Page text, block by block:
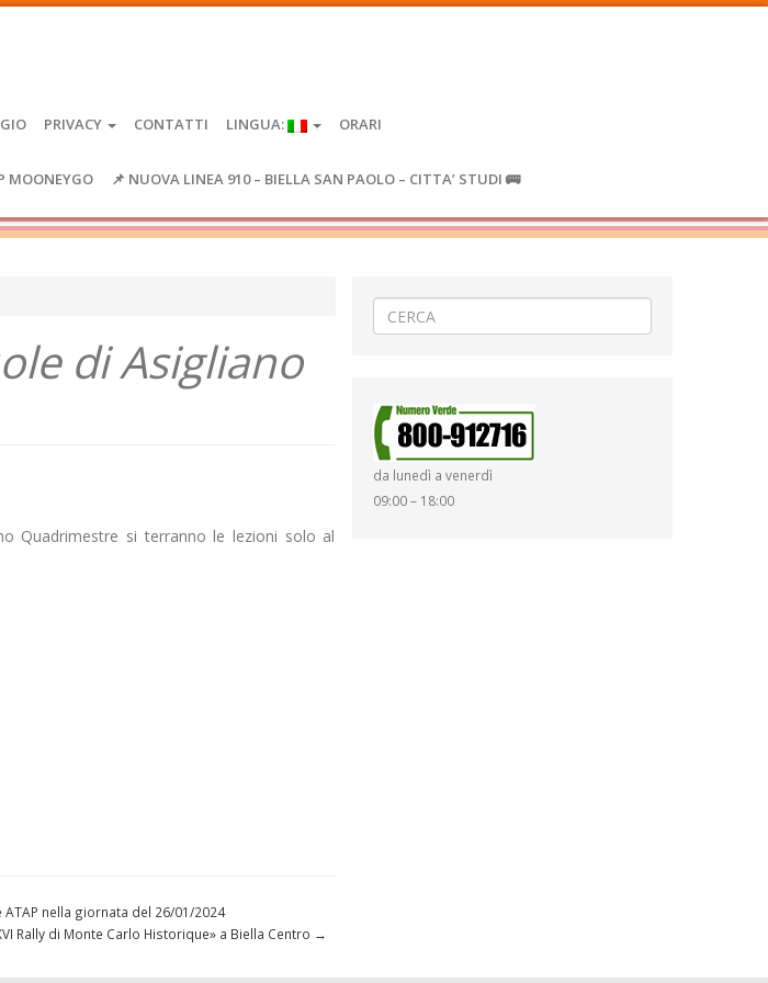
PRIVACY CONTATTI LINGUA: ORARI
MOONEYGO 📌 NUOVA LINEA 910 – BIELLA SAN PAOLO – CITTA’ STUDI 🚌
di Asigliano
Quadrimestre si terranno le lezioni solo al
nella giornata del 26/01/2024
Rally di Monte Carlo Historique» a Biella Centro →
da lunedì a venerdì
09:00 – 18:00